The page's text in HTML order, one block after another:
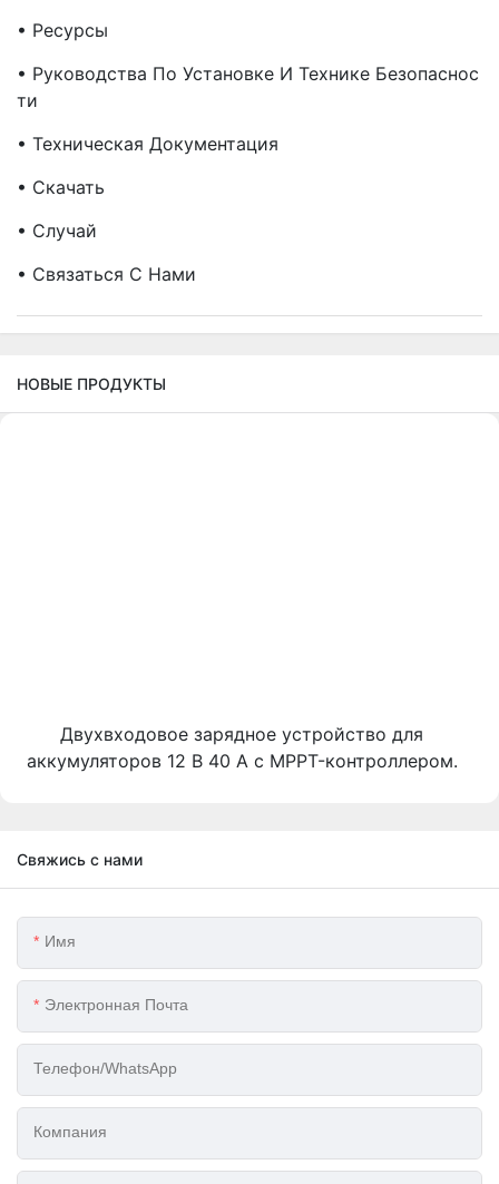
• Ресурсы
• Руководства По Установке И Технике Безопаснос
Ти
• Техническая Документация
• Скачать
• Случай
• Связаться С Нами
НОВЫЕ ПРОДУКТЫ
Двухвходовое зарядное устройство для
аккумуляторов 12 В 40 А с MPPT-контроллером.
Свяжись с нами
Имя
Электронная Почта
Телефон/WhatsApp
Компания